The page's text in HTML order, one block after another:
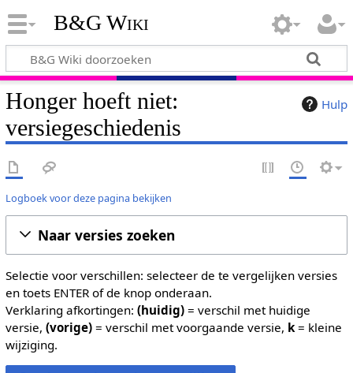
B&G Wiki
Hulp
Honger hoeft niet:
versiegeschiedenis
Logboek voor deze pagina bekijken
Naar versies zoeken
Selectie voor verschillen: selecteer de te vergelijken versies
en toets ENTER of de knop onderaan.
Verklaring afkortingen: (huidig)= verschil met huidige
versie, (vorige)= verschil met voorgaande versie, k= kleine
wijziging.